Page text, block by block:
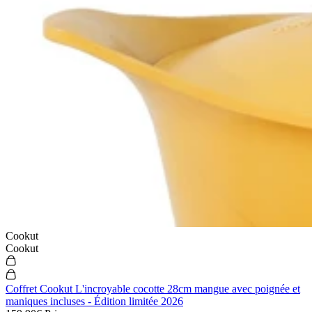
Cookut
Cookut
Coffret Cookut L'incroyable cocotte 28cm mangue avec poignée et
maniques incluses - Édition limitée 2026